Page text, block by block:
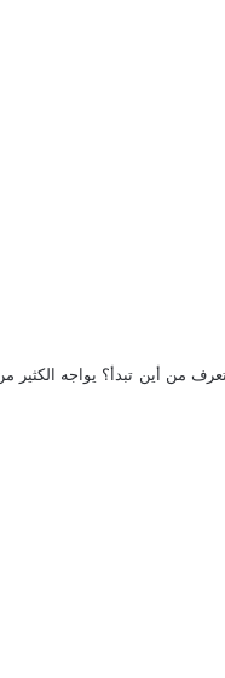
من أين تبدأ؟ يواجه الكثير